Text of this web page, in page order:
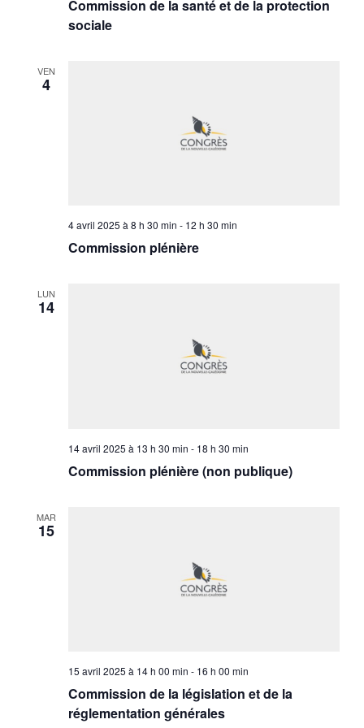
Commission de la santé et de la protection
sociale
VEN
4
Commission plénière
4 avril 2025 à 8 h 30 min - 12 h 30 min
LUN
14
Commission plénière (non publique)
14 avril 2025 à 13 h 30 min - 18 h 30 min
MAR
15
Commission de la législation et de la
réglementation générales
15 avril 2025 à 14 h 00 min - 16 h 00 min